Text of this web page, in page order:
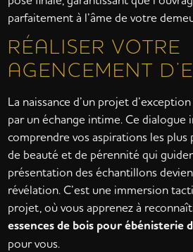
parfaitement à l’âme de votre
RÉALISER VOTRE
AGENCEMENT
La naissance d’un projet
par un échange intime. Ce dialogue
comprendre vos aspirations les plus
de beauté et de pérennité qui
présentation des échantillons
révélation. C’est une immersion
projet, où vous apprenez à
essences de bois pour ébénisterie
pour vous.